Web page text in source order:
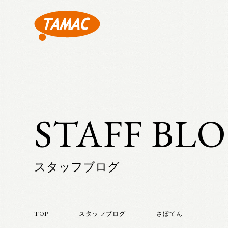
STAFF
スタッフブログ
TOP スタッフブログ さぼてん